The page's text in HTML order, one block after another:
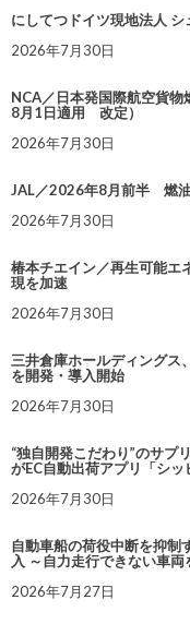
にしてつドイツ現地法人
2026年7月30日
NCA／日本発国際航空貨
8月1日適用 改定）
2026年7月30日
JAL／2026年8月前半 燃
2026年7月30日
椿本チエイン／再生可能エ
現を加速
2026年7月30日
三井倉庫ホールディングス
を開発・導入開始
2026年7月30日
“独自開発こだわり”のサプ
がEC自動出荷アプリ「シッ
2026年7月30日
自動車船の荷役中断を抑制
入 ～自力走行できない車
2026年7月27日